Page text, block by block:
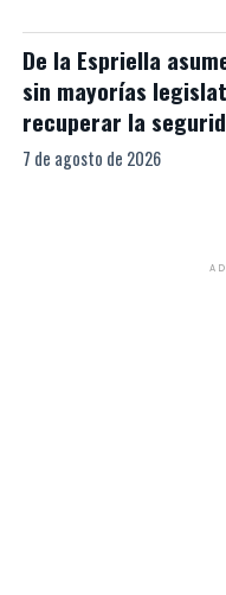
De la Espriella
sin mayorías
recuperar la
7 de agosto de 2026